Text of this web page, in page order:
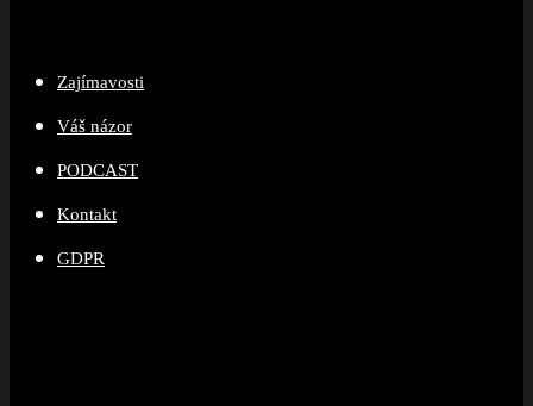
Zajímavosti
Váš názor
PODCAST
Kontakt
GDPR